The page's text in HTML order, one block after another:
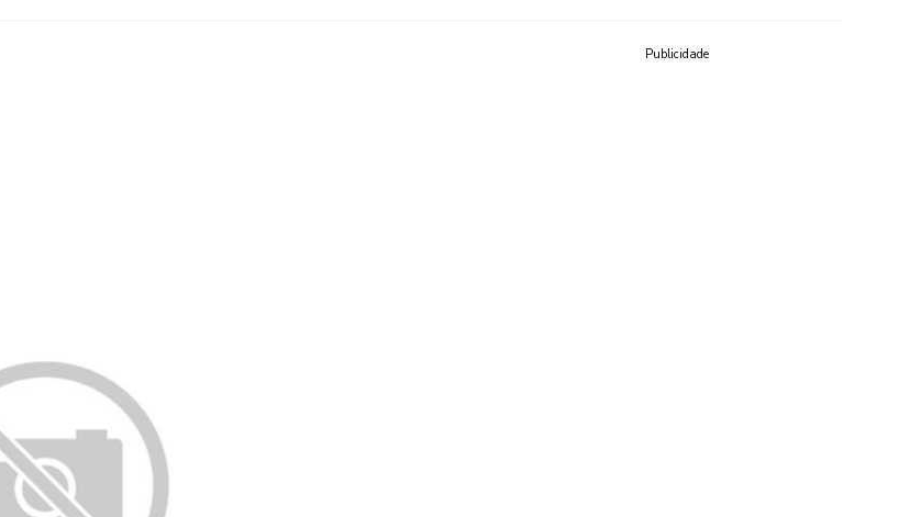
Publicidade